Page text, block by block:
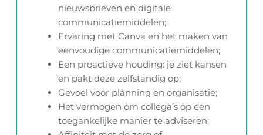
nieuwsbrieven en digitale
communicatiemiddelen;
Ervaring met Canva en het maken van
eenvoudige communicatiemiddelen;
Een proactieve houding: je ziet kansen
en pakt deze zelfstandig op;
Gevoel voor planning en organisatie;
Het vermogen om collega’s op een
toegankelijke manier te adviseren;